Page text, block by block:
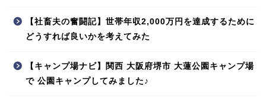
【社畜夫の奮闘記】世帯年収2,000万円を達成するために
どうすれば良いかを考えてみた
【キャンプ場ナビ】関西 大阪府堺市 大蓮公園キャンプ場
で 公園キャンプしてみました♪